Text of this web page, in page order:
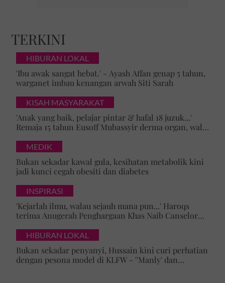
TERKINI
HIBURAN LOKAL
'Ibu awak sangat hebat.' - Ayash Affan genap 5 tahun,
warganet imbau kenangan arwah Siti Sarah
KISAH MASYARAKAT
'Anak yang baik, pelajar pintar & hafal 18 juzuk...'
Remaja 15 tahun Eusoff Mubassyir derma organ, walk
MEDIK
Bukan sekadar kawal gula, kesihatan metabolik kini
jadi kunci cegah obesiti dan diabetes
INSPIRASI
'Kejarlah ilmu, walau sejauh mana pun...' Haroqs
terima Anugerah Penghargaan Khas Naib Canselor
HIBURAN LOKAL
Bukan sekadar penyanyi, Hussain kini curi perhatian
dengan pesona model di KLFW - ''Manly' dan